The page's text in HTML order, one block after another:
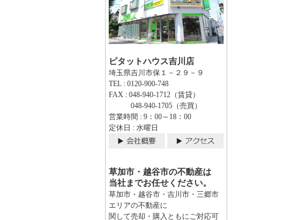
ピタットハウス吉川店
埼玉県吉川市保１－２９－９
TEL : 0120-900-748
FAX : 048-940-1712（賃貸）
048-940-1705（売買）
営業時間 : 9：00～18：00
定休日 : 水曜日
草加市・越谷市の不動産は
当社までお任せください。
草加市・越谷市・吉川市・三郷市
エリアの不動産に
関して売却・購入ともにご対応可